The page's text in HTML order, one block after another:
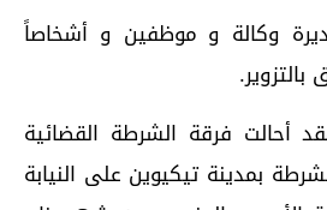
وكالة و موظفين و أشخاصاً
فرقة الشرطة القضائية
بمدينة تيكيوين على النيابة